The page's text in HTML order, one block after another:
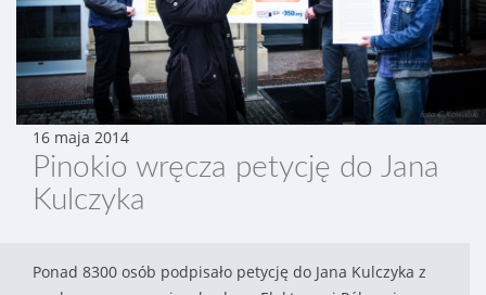
16 maja 2014
Pinokio wręcza petycję do Jana
Kulczyka
Ponad 8300 osób podpisało petycję do Jana Kulczyka z